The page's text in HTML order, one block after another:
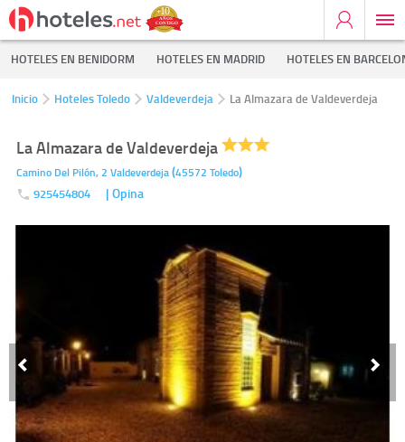
HOTELES EN BENIDORM HOTELES EN MADRID HOTELES EN
Inicio Hoteles Toledo Valdeverdeja La Almazara de Valdeverdeja
La Almazara de Valdeverdeja
Camino Del Pilón, 2 Valdeverdeja(45572 Toledo)
925454804 | Opina